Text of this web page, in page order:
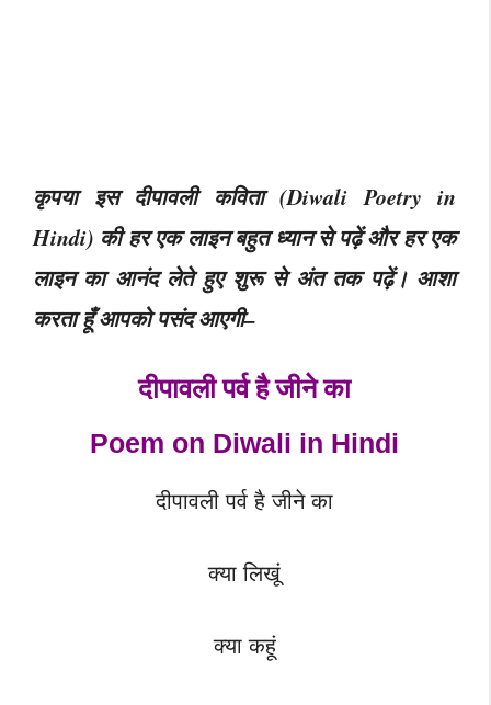
कृपया इस दीपावली कविता (Diwali Poetry in
Hindi) की हर एक लाइन बहुत ध्यान से पढ़ें और हर एक
लाइन का आनंद लेते हुए शुरू से अंत तक पढ़ें। आशा
करता हूँ आपको पसंद आएगी–
दीपावली पर्व है जीने का
Poem on Diwali in Hindi
दीपावली पर्व है जीने का
क्या लिखूं
क्या कहूं